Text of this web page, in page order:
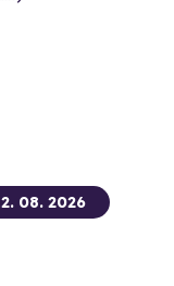
08. 2026